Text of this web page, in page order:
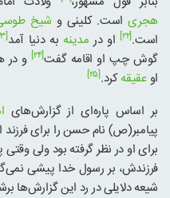
هجریاست. کلینی و شیخ
است.[۲۲] او در مدینه به دنیا آمد[۲۳]
گوش چپ او اقامه گفت[۲۴]
و در
اوعقیقهکرد.[۲۵]
بر اساس پاره‌ای از گزار‌ش‌های
پیامبر(ص) نام حسن را برای فرزند
برای او در نظر گرفته بود ولی وقتی
فرزندش، بر رسول خدا پیشی
شیعه دلایلی در رد این گزارش‌ها